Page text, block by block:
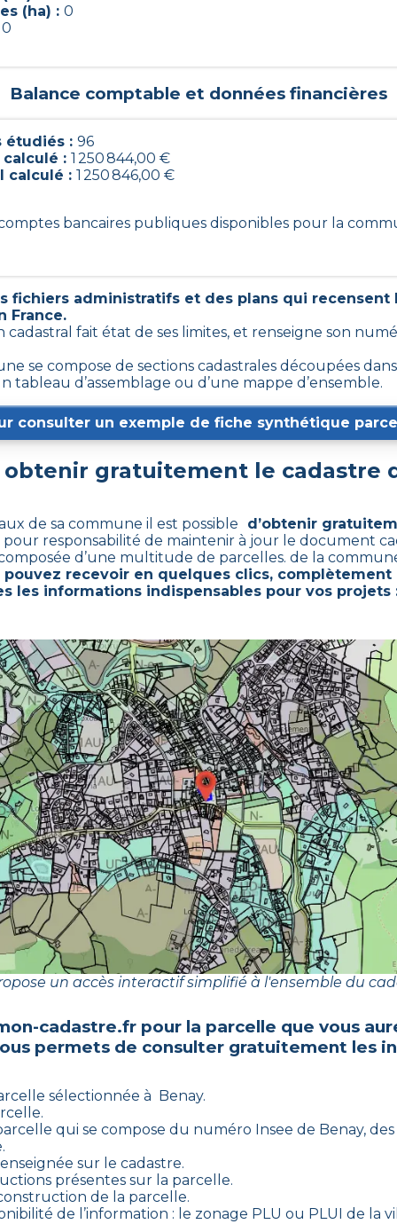
(ha) : 0
0
Balance comptable et données financières
étudiés : 96
: 1 250 844,00 €
calculé : 1 250 846,00 €
bancaires publiques disponibles pour la
fichiers administratifs et des plans qui recensent
France.
cadastral fait état de ses limites, et renseigne son
se compose de sections cadastrales découpées
tableau d’assemblage ou d’une mappe d’ensemble.
consulter un exemple de fiche synthétique
obtenir gratuitement le cadastre
de sa commune il est possible d’obtenir
responsabilité de maintenir à jour le document
d’une multitude de parcelles. de la
recevoir en quelques clics,
les informations indispensables pour vos projets
un accès interactif simplifié à l'ensemble du
cadastre.fr pour la parcelle que vous
permets de consulter gratuitement les
sélectionnée à Benay.
qui se compose du numéro Insee de Benay,
sur le cadastre.
présentes sur la parcelle.
de la parcelle.
de l’information : le zonage PLU ou PLUI de la